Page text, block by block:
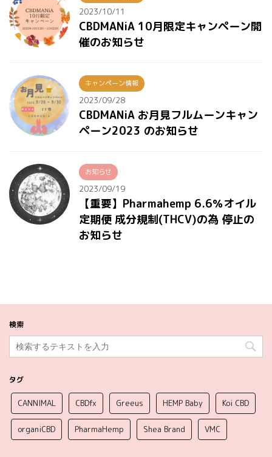
2023/10/11
CBDMANiA 10月限定キャンペーン開
催のお知らせ
キャンペーン情報
2023/09/28
CBDMANiA お月見フルムーンキャン
ペーン2023 のお知らせ
お知らせ
2023/09/19
【重要】Pharmahemp 6.6％オイル
定期便 成分規制(THCV)の為 停止の
お知らせ
検索
タグ
CANNIMAL CBDfx Greeus HEMP Baby Koi CBD
organiCBD PharmaHemp Shea Brand VMC